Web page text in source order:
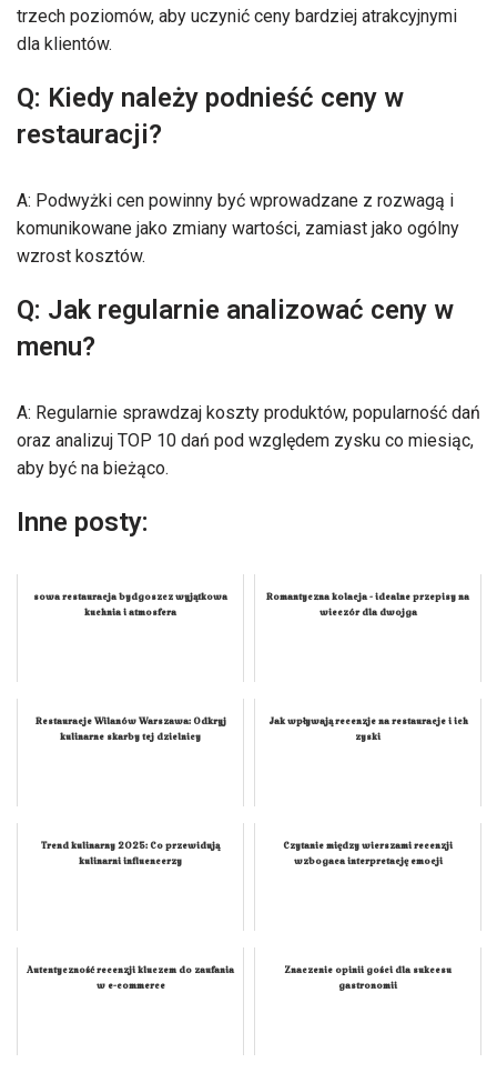
trzech poziomów, aby uczynić ceny bardziej atrakcyjnymi
dla klientów.
Q: Kiedy należy podnieść ceny w
restauracji?
A: Podwyżki cen powinny być wprowadzane z rozwagą i
komunikowane jako zmiany wartości, zamiast jako ogólny
wzrost kosztów.
Q: Jak regularnie analizować ceny w
menu?
A: Regularnie sprawdzaj koszty produktów, popularność dań
oraz analizuj TOP 10 dań pod względem zysku co miesiąc,
aby być na bieżąco.
Inne posty:
sowa restauracja bydgoszcz wyjątkowa
kuchnia i atmosfera
Romantyczna kolacja - idealne przepisy na
wieczór dla dwojga
Restauracje Wilanów Warszawa: Odkryj
kulinarne skarby tej dzielnicy
Jak wpływają recenzje na restauracje i ich
zyski
Trend kulinarny 2025: Co przewidują
kulinarni influencerzy
Czytanie między wierszami recenzji
wzbogaca interpretację emocji
Autentyczność recenzji kluczem do zaufania
w e-commerce
Znaczenie opinii gości dla sukcesu
gastronomii